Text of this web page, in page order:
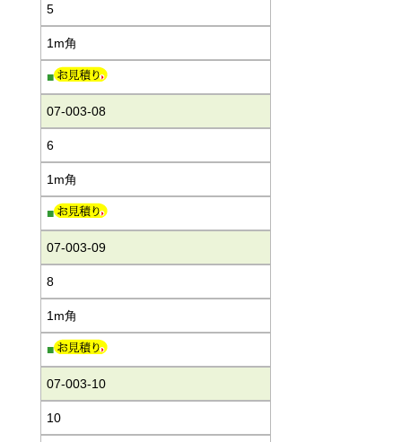
5
1m角
■
07-003-08
6
1m角
■
07-003-09
8
1m角
■
07-003-10
10